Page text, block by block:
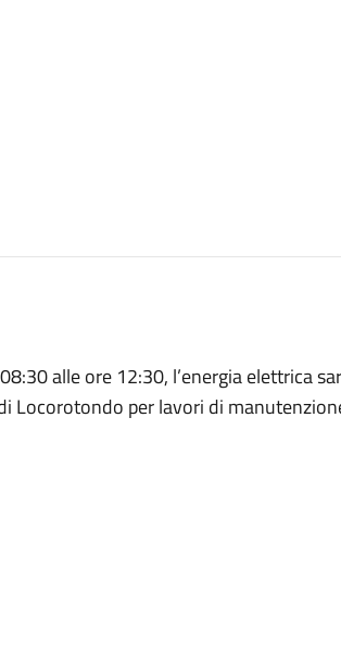
alle ore 12:30, l’energia elettrica
Locorotondo per lavori di